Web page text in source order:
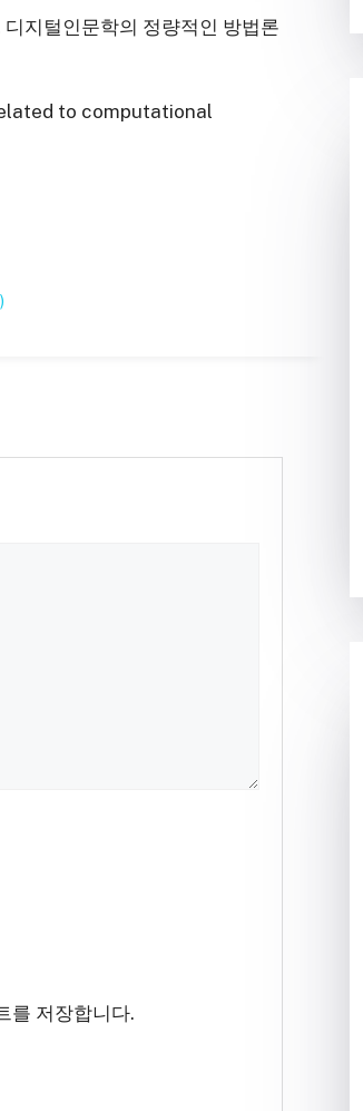
지털인문학의 정량적인 방법론
to computational
를 저장합니다.